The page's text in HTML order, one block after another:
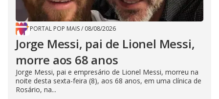
PORTAL POP MAIS/ 08/08/2026
Jorge Messi, pai de Lionel Messi,
morre aos 68 anos
Jorge Messi, pai e empresário de Lionel Messi, morreu na
noite desta sexta-feira (8), aos 68 anos, em uma clínica de
Rosário, na...